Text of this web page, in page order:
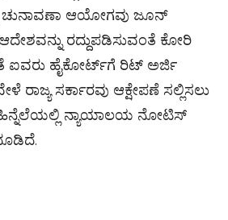
ಚುನಾವಣಾ ಆಯೋಗವು ಜೂನ್
ರದ್ದುಪಡಿಸುವಂತೆ ಕೋರಿ
ಐವರು ಹೈಕೋರ್ಟ್‌ಗೆ ರಿಟ್ ಅರ್ಜಿ
ರಾಜ್ಯ ಸರ್ಕಾರವು ಆಕ್ಷೇಪಣೆ ಸಲ್ಲಿಸಲು
ಹಿನ್ನೆಲೆಯಲ್ಲಿ ನ್ಯಾಯಾಲಯ ನೋಟಿಸ್